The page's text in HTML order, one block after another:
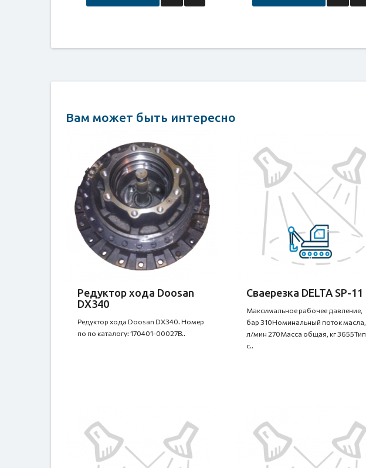
Вам может быть интересно
Редуктор хода Doosan
DX340
Редуктор хода Doosan DX340. Номер
по по каталогу: 170401-00027B..
Сваерезка DELTA SP-11
Максимальное рабочее давление,
бар 310Номинальный поток масла,
л/мин 270Масса общая, кг 3655Тип
с..